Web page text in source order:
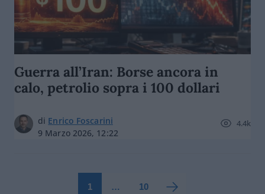
Guerra all’Iran: Borse ancora in
calo, petrolio sopra i 100 dollari
di Enrico Foscarini
9 Marzo 2026, 12:22
4.4k
1 … 10